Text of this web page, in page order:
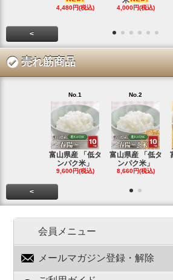
4,480円(税込) 4,000円(税込)
<
売れ筋商品
No.1
富山県産 「低タ
ンパク米」
9,600円(税込)
No.2
富山県産 「低タ
ンパク米」
8,660円(税込)
<
会員メニュー
メールマガジン登録・解除